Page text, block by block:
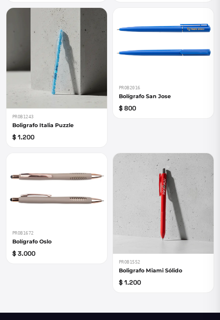
PROB1243
Boligrafo Italia Puzzle
$ 1.200
PROB2016
Bolígrafo San Jose
$ 800
PROB1672
Bolígrafo Oslo
$ 3.000
PROB1552
Boligrafo Miami Sólido
$ 1.200